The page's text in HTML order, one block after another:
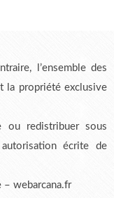
l’ensemble des
la propriété exclusive
ou redistribuer sous
écrite de
– webarcana.fr